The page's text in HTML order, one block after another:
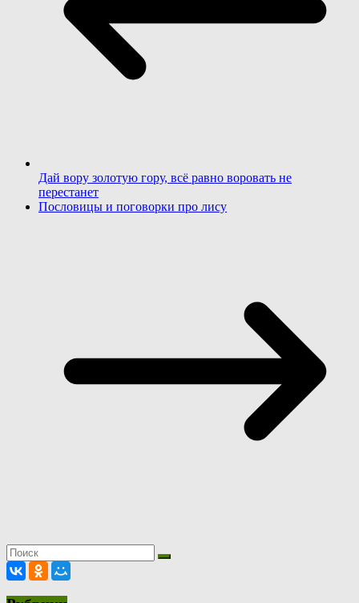
Дай вору золотую гору, всё равно воровать не
перестанет
Пословицы и поговорки про лису